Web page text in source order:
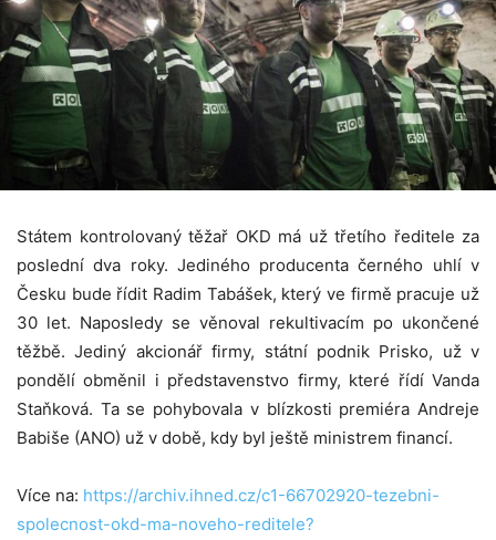
Státem kontrolovaný těžař OKD má už třetího ředitele za
poslední dva roky. Jediného producenta černého uhlí v
Česku bude řídit Radim Tabášek, který ve firmě pracuje už
30 let. Naposledy se věnoval rekultivacím po ukončené
těžbě. Jediný akcionář firmy, státní podnik Prisko, už v
pondělí obměnil i představenstvo firmy, které řídí Vanda
Staňková. Ta se pohybovala v blízkosti premiéra Andreje
Babiše (ANO) už v době, kdy byl ještě ministrem financí.
Více na: https://archiv.ihned.cz/c1-66702920-tezebni-
spolecnost-okd-ma-noveho-reditele?